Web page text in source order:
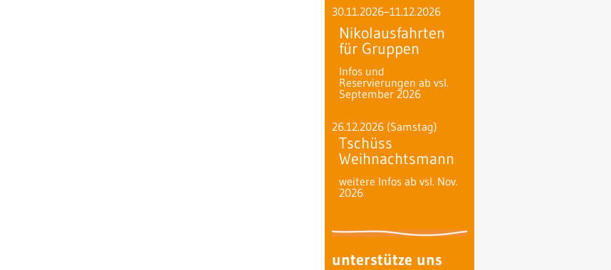
30.11.2026–11.12.2026
Nikolausfahrten
für Gruppen
Infos und
Reservierungen ab vsl.
September 2026
26.12.2026 (Samstag)
Tschüss
Weihnachtsmann
weitere Infos ab vsl. Nov.
2026
unterstütze uns